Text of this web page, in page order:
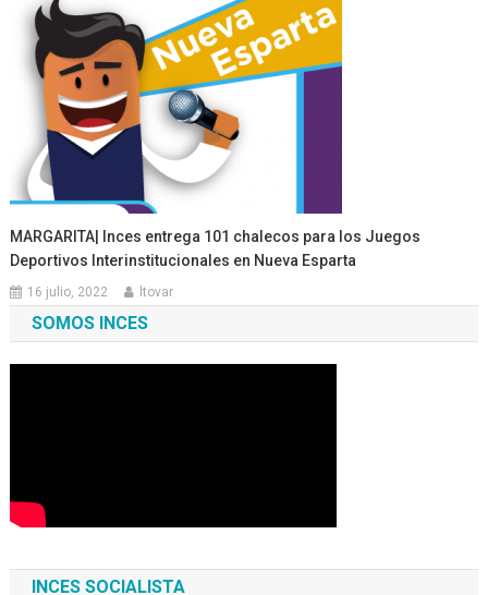
MARGARITA| Inces entrega 101 chalecos para los Juegos
Deportivos Interinstitucionales en Nueva Esparta
16 julio, 2022 ltovar
SOMOS INCES
INCES SOCIALISTA